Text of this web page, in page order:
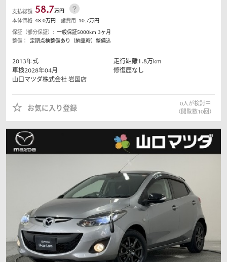
企業・IR・採用
支払総額 58.7万円
本体価格 48.0万円 諸費用 10.7万円
保証（部分保証）: 一般保証5000km 3ヶ月
整備：
定期点検整備あり（納車時）整備込
2013年式 走行距離1.8万km
車検2028年04月
修復歴なし
山口マツダ株式会社 岩国店
お気に入り登録
0人が検討中
（閲覧数10回）